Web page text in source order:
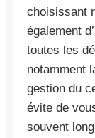
choisissant
également
toutes les
notamment
gestion du
évite de
souvent